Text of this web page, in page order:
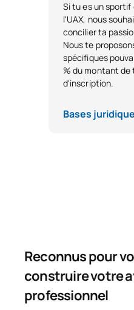
Si tu es un sportif
l'UAX, nous
concilier ta
Nous te
spécifiques
% du montant de
d'inscription.
Bases
Reconnus pour
construire votre
professionnel